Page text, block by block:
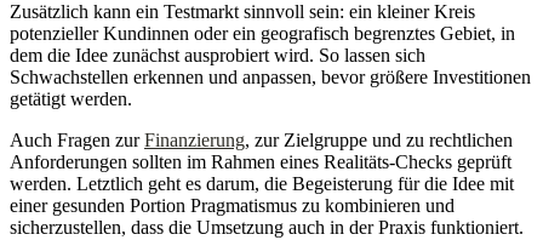
Zusätzlich kann ein Testmarkt sinnvoll sein: ein kleiner Kreis
potenzieller Kundinnen oder ein geografisch begrenztes Gebiet, in
dem die Idee zunächst ausprobiert wird. So lassen sich
Schwachstellen erkennen und anpassen, bevor größere Investitionen
getätigt werden.
Auch Fragen zurFinanzierung, zur Zielgruppe und zu rechtlichen
Anforderungen sollten im Rahmen eines Realitäts-Checks geprüft
werden. Letztlich geht es darum, die Begeisterung für die Idee mit
einer gesunden Portion Pragmatismus zu kombinieren und
sicherzustellen, dass die Umsetzung auch in der Praxis funktioniert.